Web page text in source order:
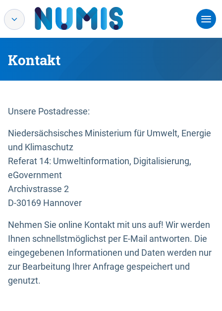
Kontakt
Unsere Postadresse:
Niedersächsisches Ministerium für Umwelt, Energie
und Klimaschutz
Referat 14: Umweltinformation, Digitalisierung,
eGovernment
Archivstrasse 2
D-30169 Hannover
Nehmen Sie online Kontakt mit uns auf! Wir werden
Ihnen schnellstmöglichst per E-Mail antworten. Die
eingegebenen Informationen und Daten werden nur
zur Bearbeitung Ihrer Anfrage gespeichert und
genutzt.